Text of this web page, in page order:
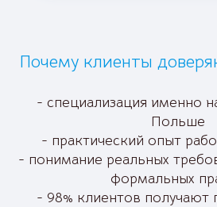
Почему клиенты
- специализация именно
Польше
- практический опыт
- понимание реальных
формальных
- 98% клиентов получают